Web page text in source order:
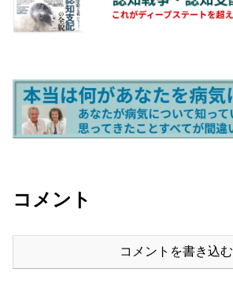
コメント
コメントを書き込む